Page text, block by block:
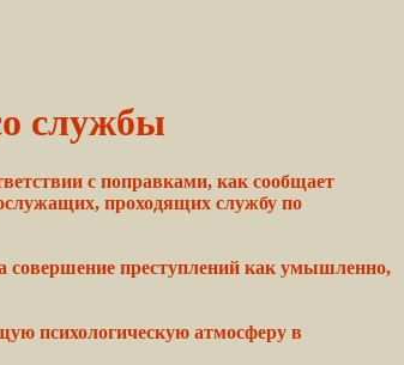
службы
с поправками, как сообщает
проходящих службу по
совершение преступлений как умышленно,
психологическую атмосферу в